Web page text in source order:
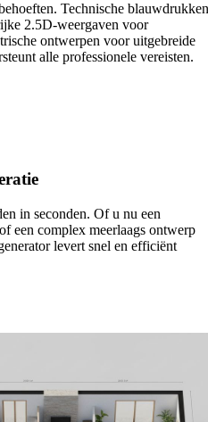
Technische blauwdrukken
2.5D-weergaven voor
ontwerpen voor uitgebreide
alle professionele vereisten.
in seconden. Of u nu een
een complex meerlaags ontwerp
levert snel en efficiënt